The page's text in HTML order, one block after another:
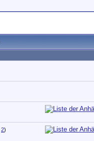
2)